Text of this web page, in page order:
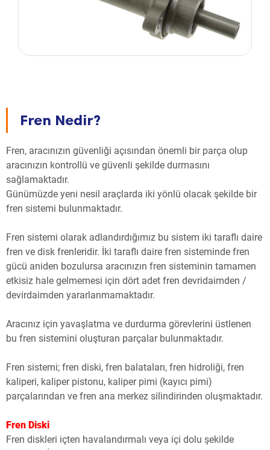
Fren Nedir?
Fren, aracınızın güvenliği açısından önemli bir parça olup
aracınızın kontrollü ve güvenli şekilde durmasını
sağlamaktadır.
Günümüzde yeni nesil araçlarda iki yönlü olacak şekilde bir
fren sistemi bulunmaktadır.
Fren sistemi olarak adlandırdığımız bu sistem iki taraflı daire
fren ve disk frenleridir. İki taraflı daire fren sisteminde fren
gücü aniden bozulursa aracınızın fren sisteminin tamamen
etkisiz hale gelmemesi için dört adet fren devridaimden /
devirdaimden yararlanmamaktadır.
Aracınız için yavaşlatma ve durdurma görevlerini üstlenen
bu fren sistemini oluşturan parçalar bulunmaktadır.
Fren sistemi; fren diski, fren balataları, fren hidroliği, fren
kaliperi, kaliper pistonu, kaliper pimi (kayıcı pimi)
parçalarından ve fren ana merkez silindirinden oluşmaktadır.
Fren Diski
Fren diskleri içten havalandırmalı veya içi dolu şekilde